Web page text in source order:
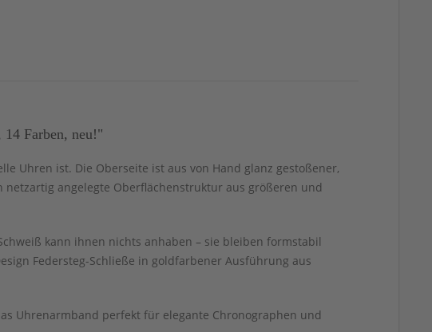
Farben, neu!"
Uhren ist. Die Oberseite ist aus von Hand glanz gestoßener,
angelegte Oberflächenstruktur aus größeren und
kann ihnen nichts anhaben – sie bleiben formstabil
Federsteg-Schließe in goldfarbener Ausführung aus
Uhrenarmband perfekt für elegante Chronographen und